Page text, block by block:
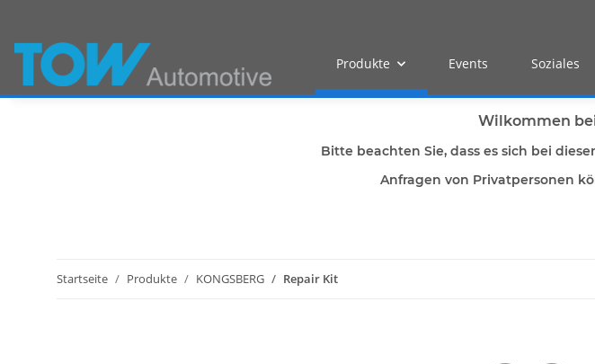
Produkte Events Soziales
Wilkommen
Bitte beachten Sie, dass es sich bei
Anfragen von Privatpersonen
Startseite Produkte KONGSBERG Repair Kit